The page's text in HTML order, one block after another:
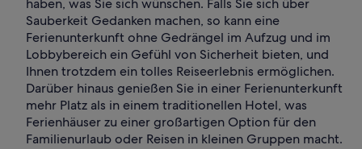
haben, was Sie sich wünschen. Falls Sie sich über
Sauberkeit Gedanken machen, so kann eine
Ferienunterkunft ohne Gedrängel im Aufzug und im
Lobbybereich ein Gefühl von Sicherheit bieten, und
Ihnen trotzdem ein tolles Reiseerlebnis ermöglichen.
Darüber hinaus genießen Sie in einer Ferienunterkunft
mehr Platz als in einem traditionellen Hotel, was
Ferienhäuser zu einer großartigen Option für den
Familienurlaub oder Reisen in kleinen Gruppen macht.